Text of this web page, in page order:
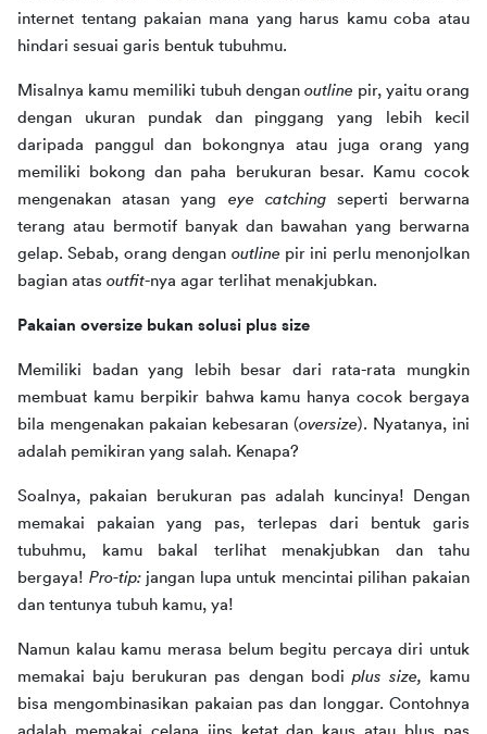
internet tentang pakaian mana yang harus kamu coba atau
hindari sesuai garis bentuk tubuhmu.
Misalnya kamu memiliki tubuh dengan outline pir, yaitu orang
dengan ukuran pundak dan pinggang yang lebih kecil
daripada panggul dan bokongnya atau juga orang yang
memiliki bokong dan paha berukuran besar. Kamu cocok
mengenakan atasan yang eye catching seperti berwarna
terang atau bermotif banyak dan bawahan yang berwarna
gelap. Sebab, orang dengan outline pir ini perlu menonjolkan
bagian atas outfit-nya agar terlihat menakjubkan.
Pakaian oversize bukan solusi plus size
Memiliki badan yang lebih besar dari rata-rata mungkin
membuat kamu berpikir bahwa kamu hanya cocok bergaya
bila mengenakan pakaian kebesaran (oversize). Nyatanya, ini
adalah pemikiran yang salah. Kenapa?
Soalnya, pakaian berukuran pas adalah kuncinya! Dengan
memakai pakaian yang pas, terlepas dari bentuk garis
tubuhmu, kamu bakal terlihat menakjubkan dan tahu
bergaya! Pro-tip: jangan lupa untuk mencintai pilihan pakaian
dan tentunya tubuh kamu, ya!
Namun kalau kamu merasa belum begitu percaya diri untuk
memakai baju berukuran pas dengan bodi plus size,
kamu
bisa mengombinasikan pakaian pas dan longgar. Contohnya